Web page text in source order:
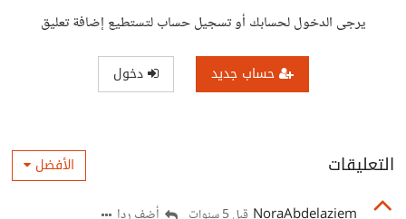
يرجى الدخول لحسابك أو تسجيل حساب لتستطيع إضافة تعليق
حساب جديد دخول
التعليقات الأفضل